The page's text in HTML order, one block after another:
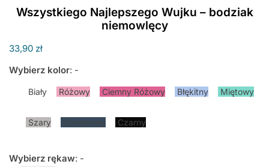
Wszystkiego Najlepszego Wujku – bodziak
niemowlęcy
33,90 zł
Wybierz kolor: -
Biały Różowy Ciemny Różowy Błękitny Miętowy
Szary Granatowy Czarny
Wybierz rękaw: -